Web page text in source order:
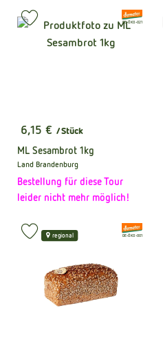
, Preis:
6,15 € / Stück
ML Sesambrot 1kg
, Herkunft:
Land Brandenburg
Bestellung für diese Tour
leider nicht mehr möglich!
, Verband:
, Kontrollstelle:
DE-ÖKO-021
Produkt zu Favouriten hinzufügen
, Verband:
, Kontrollstelle:
DE-ÖKO-001
regional
Produkt zu Favouriten hinzufügen